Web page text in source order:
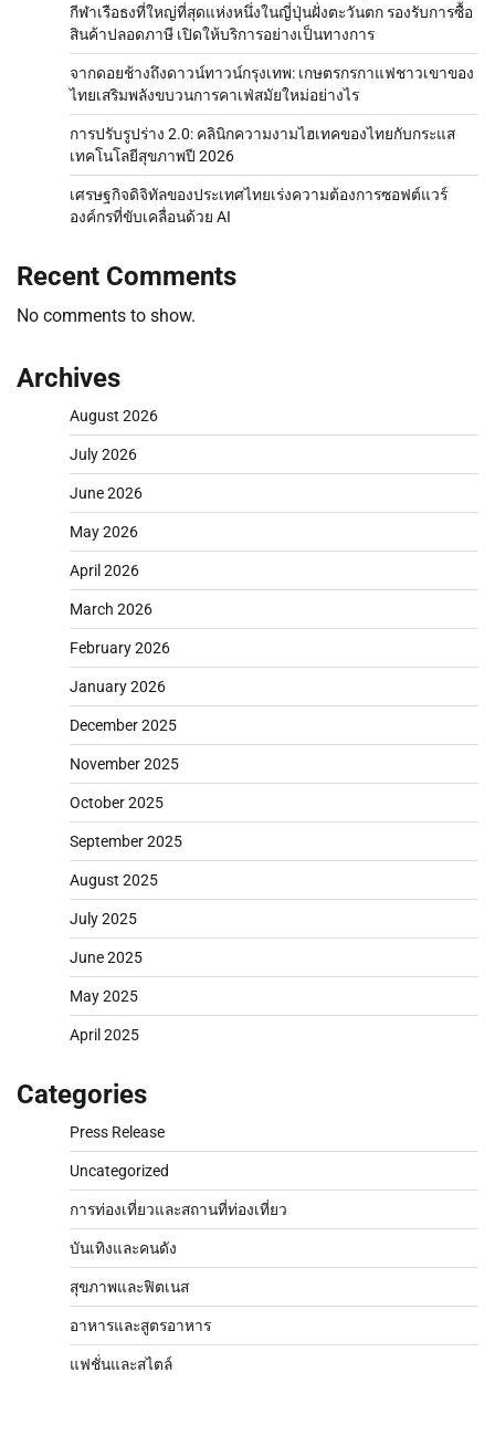
กีฬาเรือธงที่ใหญ่ที่สุดแห่งหนึ่งในญี่ปุ่นฝั่งตะวันตก รองรับการซื้อ
สินค้าปลอดภาษี เปิดให้บริการอย่างเป็นทางการ
จากดอยช้างถึงดาวน์ทาวน์กรุงเทพ: เกษตรกรกาแฟชาวเขาของ
ไทยเสริมพลังขบวนการคาเฟ่สมัยใหม่อย่างไร
การปรับรูปร่าง 2.0: คลินิกความงามไฮเทคของไทยกับกระแส
เทคโนโลยีสุขภาพปี 2026
เศรษฐกิจดิจิทัลของประเทศไทยเร่งความต้องการซอฟต์แวร์
องค์กรที่ขับเคลื่อนด้วย AI
Recent Comments
No comments to show.
Archives
August 2026
July 2026
June 2026
May 2026
April 2026
March 2026
February 2026
January 2026
December 2025
November 2025
October 2025
September 2025
August 2025
July 2025
June 2025
May 2025
April 2025
Categories
Press Release
Uncategorized
การท่องเที่ยวและสถานที่ท่องเที่ยว
บันเทิงและคนดัง
สุขภาพและฟิตเนส
อาหารและสูตรอาหาร
แฟชั่นและสไตล์